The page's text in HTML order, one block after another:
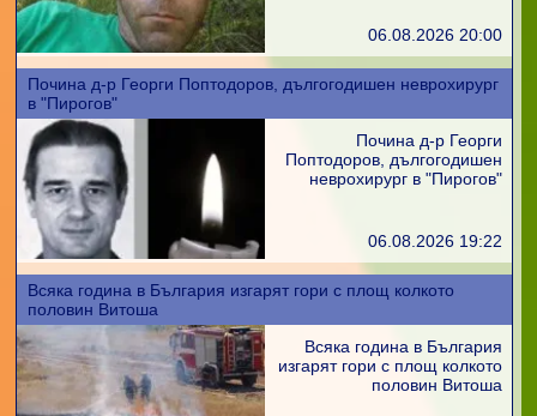
06.08.2026 20:00
Почина д-р Георги Поптодоров, дългогодишен неврохирург
в "Пирогов"
Почина д-р Георги
Поптодоров, дългогодишен
неврохирург в "Пирогов"
06.08.2026 19:22
Всяка година в България изгарят гори с площ колкото
половин Витоша
Всяка година в България
изгарят гори с площ колкото
половин Витоша